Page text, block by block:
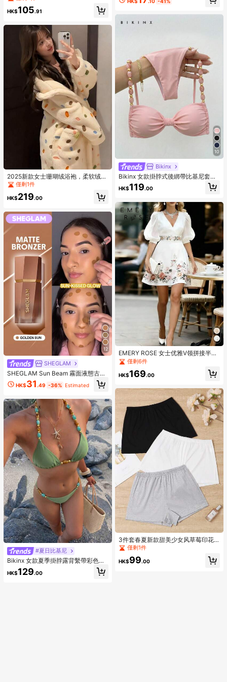
假、約會、下午茶、通勤、辦公室、
日常穿著、派對、生日派對、返校季
HK$105.91
2025新款女士珊瑚绒浴袍，柔软绒毛
连帽长款浴袍，珊瑚绒睡衣套装，保
暖舒适的冬季睡衣，柔软绒毛家居
服，可爱卡通印花，长袖带口袋，可
僅剩1件
HK$219.00
12
SHEGLAM
SHEGLAM Sun Beam 霧面液態古
銅-Golden Sun 品牌美妝化妝品 適合
女士與女孩
HK$31 .49 -36% Estimated
#夏日比基尼
Bikinx 女款夏季掛脖露背繫帶彩色串
珠比基尼套裝，休閒優雅高彈性泳
衣，適合海灘度假，波希米亞風
HK$129.00
10
Bikinx
Bikinx 女款掛脖式後綁帶比基尼套
裝，波希米亞風拼接配色珠飾肩帶，
適合海灘度假，粉色夏季款
HK$119.00
EMERY ROSE 女士优雅V领拼接半透
明花瓣袖印花收腰中长连衣裙，夏季
僅剩6件
HK$169.00
3件套春夏新款甜美少女风草莓印花
蝴蝶结睡裤，女士宽松舒适睡衣
僅剩1件
HK$99.00